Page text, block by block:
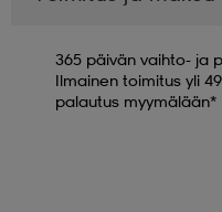
365 päivän vaihto- ja
Ilmainen toimitus yli
palautus myymälään*